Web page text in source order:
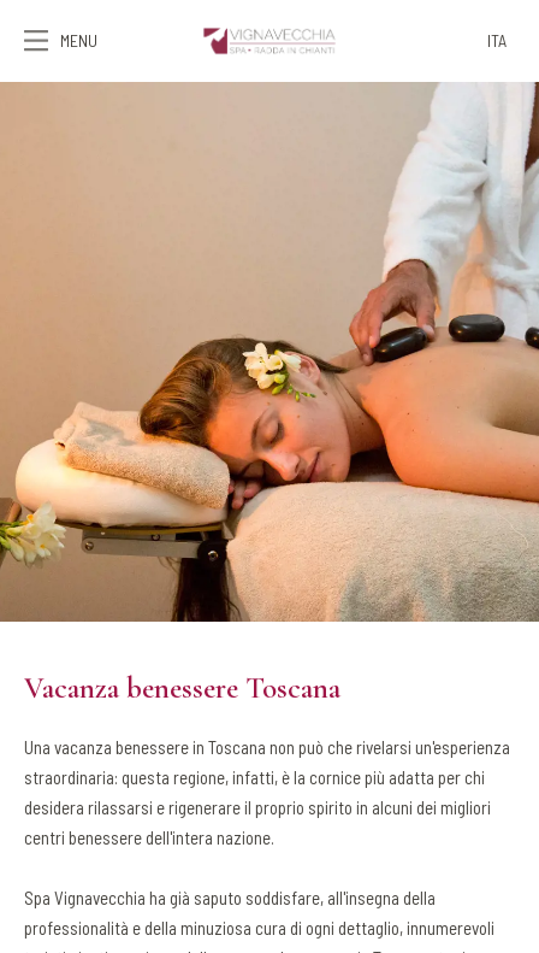
MENU
ITA
Vacanza benessere Toscana
Una vacanza benessere in Toscana non può che rivelarsi un'esperienza
straordinaria: questa regione, infatti, è la cornice più adatta per chi
desidera rilassarsi e rigenerare il proprio spirito in alcuni dei migliori
centri benessere dell'intera nazione.
Spa Vignavecchia ha già saputo soddisfare, all'insegna della
professionalità e della minuziosa cura di ogni dettaglio, innumerevoli